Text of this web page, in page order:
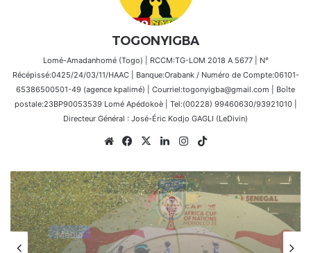
TOGONYIGBA
Lomé-Amadanhomé (Togo) | RCCM:TG-LOM 2018 A 5677 | N°
Récépissé:0425/24/03/11/HAAC | Banque:Orabank / Numéro de Compte:06101-
65386500501-49 (agence kpalimé) | Courriel:togonyigba@gmail.com | Boîte
postale:23BP90053539 Lomé Apédokoè | Tel:(00228) 99460630/93921010 |
Directeur Général : José-Éric Kodjo GAGLI (LeDivin)
WebsiteFacebook
X LinkedinInstagram
Afrique